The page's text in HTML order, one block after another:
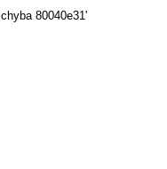
chyba 80040e31'